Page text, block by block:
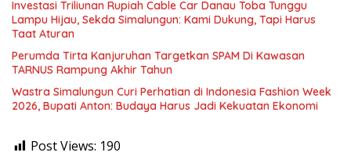
Investasi Triliunan Rupiah Cable Car Danau Toba Tunggu
Lampu Hijau, Sekda Simalungun: Kami Dukung, Tapi Harus
Taat Aturan
Perumda Tirta Kanjuruhan Targetkan SPAM Di Kawasan
TARNUS Rampung Akhir Tahun
Wastra Simalungun Curi Perhatian di Indonesia Fashion Week
2026, Bupati Anton: Budaya Harus Jadi Kekuatan Ekonomi
Post Views: 190